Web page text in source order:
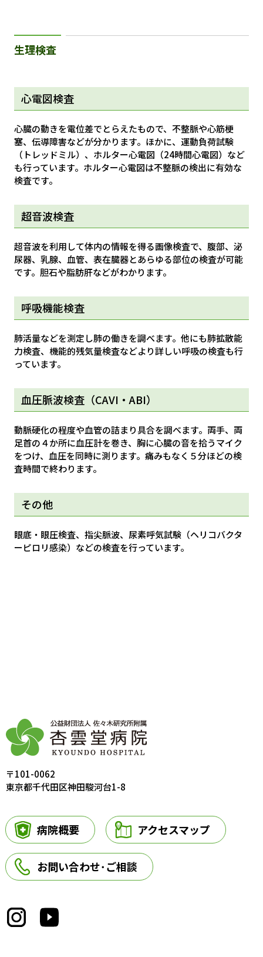
生理検査
心電図検査
心臓の動きを電位差でとらえたもので、不整脈や心筋梗
塞、伝導障害などが分かります。ほかに、運動負荷試験
（トレッドミル）、ホルター心電図（24時間心電図）など
も行っています。ホルター心電図は不整脈の検出に有効な
検査です。
超音波検査
超音波を利用して体内の情報を得る画像検査で、腹部、泌
尿器、乳腺、血管、表在臓器とあらゆる部位の検査が可能
です。胆石や脂肪肝などがわかります。
呼吸機能検査
肺活量などを測定し肺の働きを調べます。他にも肺拡散能
力検査、機能的残気量検査などより詳しい呼吸の検査も行
っています。
血圧脈波検査（CAVI・ABI）
動脈硬化の程度や血管の詰まり具合を調べます。両手、両
足首の４か所に血圧計を巻き、胸に心臓の音を拾うマイク
をつけ、血圧を同時に測ります。痛みもなく５分ほどの検
査時間で終わります。
その他
眼底・眼圧検査、指尖脈波、尿素呼気試験（ヘリコバクタ
ーピロリ感染）などの検査を行っています。
〒101-0062
東京都千代田区神田駿河台1-8
病院概要 アクセスマップ
お問い合わせ･ご相談